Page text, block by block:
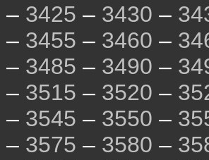
– 3425 – 3430 –
– 3455 – 3460 –
– 3485 – 3490 –
– 3515 – 3520 –
– 3545 – 3550 –
– 3575 – 3580 –